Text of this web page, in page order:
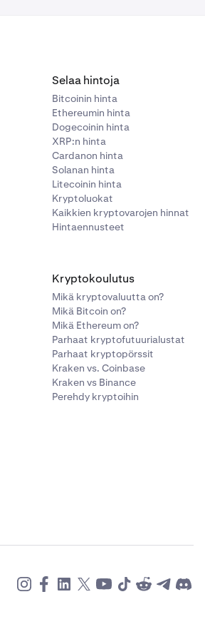
Selaa hintoja
Bitcoinin hinta
Ethereumin hinta
Dogecoinin hinta
XRP:n hinta
Cardanon hinta
Solanan hinta
Litecoinin hinta
Kryptoluokat
Kaikkien kryptovarojen hinnat
Hintaennusteet
Kryptokoulutus
Mikä kryptovaluutta on?
Mikä Bitcoin on?
Mikä Ethereum on?
Parhaat kryptofutuurialustat
Parhaat kryptopörssit
Kraken vs. Coinbase
Kraken vs Binance
Perehdy kryptoihin